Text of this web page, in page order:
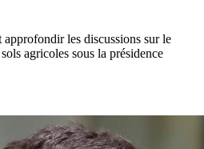
approfondir les discussions sur le
agricoles sous la présidence